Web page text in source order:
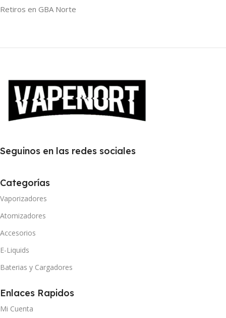
Retiros en GBA Norte
Seguinos en las redes sociales
Categorías
Vaporizadores
Atomizadores
Accesorios
E-Liquids
Baterias y Cargadores
Enlaces Rapidos
Mi Cuenta